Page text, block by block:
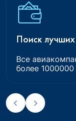
Поиск
Все
более